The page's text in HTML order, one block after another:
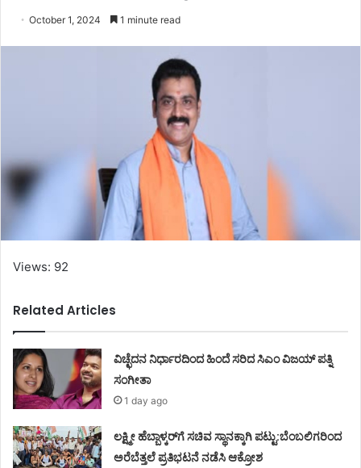
October 1, 2024 1 minute read
Views: 92
Related Articles
ವಿಚ್ಛೆದನ ನಿರ್ಧಾರದಿಂದ ಹಿಂದೆ ಸರಿದ ಸಿಎಂ ವಿಜಯ್ ಪತ್ನಿ
ಸಂಗೀತಾ
1 day ago
ಲಕ್ಷ್ಮೀ ಹೆಬ್ಬಾಳ್ಕರ್‌ಗೆ ಸಚಿವ ಸ್ಥಾನಕ್ಕಾಗಿ ಪಟ್ಟು:ಬೆಂಬಲಿಗರಿಂದ
ಅರೆಬೆತ್ತಲೆ ಪ್ರತಿಭಟನೆ ನಡೆಸಿ ಆಕ್ರೋಶ